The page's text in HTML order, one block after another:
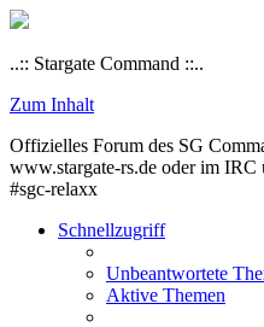
..:: Stargate Command ::..
Zum Inhalt
Offizielles Forum des SG
www.stargate-rs.de oder im
#sgc-relaxx
Schnellzugriff
Unbeantwortete
Aktive Themen